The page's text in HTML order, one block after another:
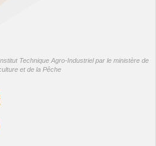
Technique Agro-Industriel par le ministère de
et de la Pêche